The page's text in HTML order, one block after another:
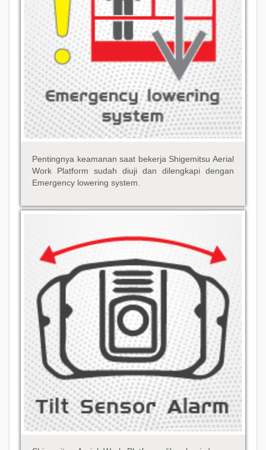
Pentingnya keamanan saat bekerja Shigemitsu Aerial
Work Platform sudah diuji dan dilengkapi dengan
Emergency lowering system.